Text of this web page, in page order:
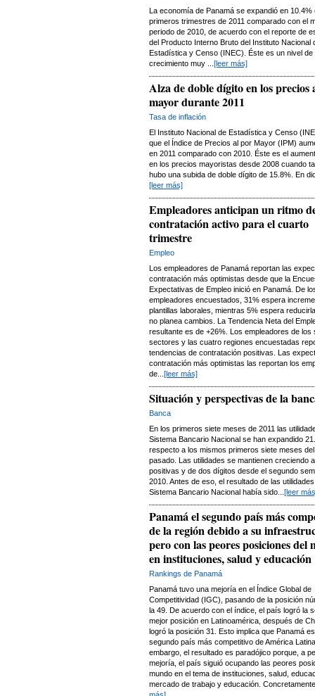
La economía de Panamá se expandió en 10.4%
primeros trimestres de 2011 comparado con el
periodo de 2010, de acuerdo con el reporte de
del Producto Interno Bruto del Instituto Nacional
Estadística y Censo (INEC). Éste es un nivel de
crecimiento muy ... [leer más]
Alza de doble dígito en los precios
mayor durante 2011
Tasa de inflación
El Instituto Nacional de Estadística y Censo
que el Índice de Precios al por Mayor (IPM)
en 2011 comparado con 2010. Éste es el
en los precios mayoristas desde 2008 cuando
hubo una subida de doble dígito de 15.8%. En
[leer más]
Empleadores anticipan un ritmo
contratación activo para el cuarto
trimestre
Empleo
Los empleadores de Panamá reportan las
contratación más optimistas desde que la
Expectativas de Empleo inició en Panamá. De
empleadores encuestados, 31% espera
plantillas laborales, mientras 5% espera
no planea cambios. La Tendencia Neta del
resultante es de +26%. Los empleadores de los
sectores y las cuatro regiones encuestadas
tendencias de contratación positivas. Las
contratación más optimistas las reportan los
de... [leer más]
Situación y perspectivas de la
Banca
En los primeros siete meses de 2011 las
Sistema Bancario Nacional se han expandido
respecto a los mismos primeros siete meses
pasado. Las utilidades se mantienen creciendo
positivas y de dos dígitos desde el segundo
2010. Antes de eso, el resultado de las
Sistema Bancario Nacional había sido... [leer
Panamá el segundo país más
de la región debido a su
pero con las peores posiciones del
en instituciones, salud y educación
Rankings de Panamá
Panamá tuvo una mejoría en el Índice Global de
Competitividad (IGC), pasando de la posición
la 49. De acuerdo con el índice, el país logró la
mejor posición en Latinoamérica, después de
logró la posición 31. Esto implica que Panamá
segundo país más competitivo de América
embargo, el resultado es paradójico porque, a
mejoría, el país siguió ocupando las peores
mundo en el tema de instituciones, salud,
mercado de trabajo y educación.